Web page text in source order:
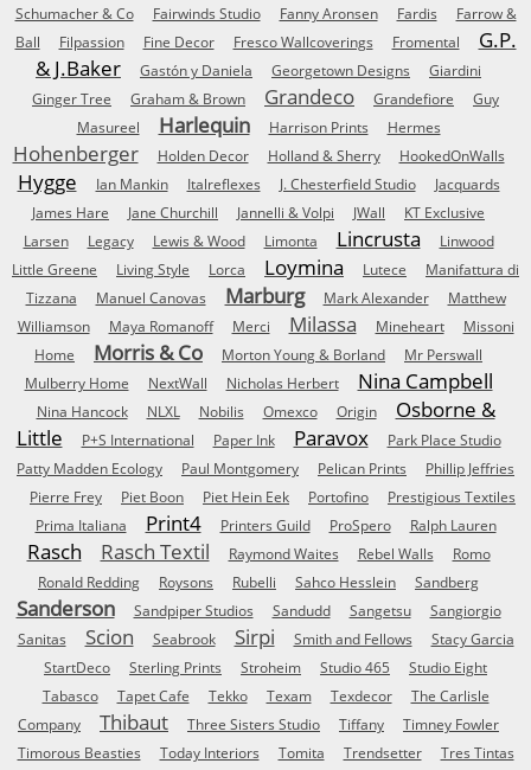
Schumacher & Co
Fairwinds Studio Fanny Aronsen Fardis
Farrow &
Ball
Filpassion Fine Decor Fresco Wallcoverings Fromental
G.P.
& J.Baker
Gastón y Daniela Georgetown Designs
Giardini
Ginger Tree
Graham & Brown Grandeco Grandefiore
Guy
Masureel
Harlequin Harrison Prints Hermes
Hohenberger Holden Decor Holland & Sherry HookedOnWalls
Hygge Ian Mankin Italreflexes J. Chesterfield Studio
Jacquards
James Hare
Jane Churchill Jannelli & Volpi JWall
KT Exclusive
Larsen
Legacy Lewis & Wood Limonta Lincrusta
Linwood
Little Greene
Living Style Lorca Loymina Lutece
Manifattura di
Tizzana
Manuel Canovas Marburg Mark Alexander
Matthew
Williamson
Maya Romanoff Merci Milassa Mineheart
Missoni
Home
Morris & Co Morton Young & Borland
Mr Perswall
Mulberry Home
NextWall Nicholas Herbert Nina Campbell
Nina Hancock NLXL Nobilis Omexco Origin
Osborne &
Little
P+S International Paper Ink Paravox
Park Place Studio
Patty Madden Ecology
Paul Montgomery Pelican Prints
Phillip Jeffries
Pierre Frey
Piet Boon Piet Hein Eek Portofino
Prestigious Textiles
Prima Italiana
Print4 Printers Guild ProSpero Ralph Lauren
Rasch Rasch Textil Raymond Waites Rebel Walls
Romo
Ronald Redding
Roysons Rubelli Sahco Hesslein Sandberg
Sanderson Sandpiper Studios Sandudd Sangetsu
Sangiorgio
Sanitas
Scion Seabrook Sirpi Smith and Fellows
Stacy Garcia
StartDeco
Sterling Prints Stroheim Studio 465
Studio Eight
Tabasco
Tapet Cafe Tekko Texam Texdecor
The Carlisle
Company
Thibaut Three Sisters Studio Tiffany
Timney Fowler
Timorous Beasties
Today Interiors Tomita Trendsetter
Tres Tintas